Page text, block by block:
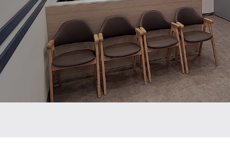
조직도
특허현황
회사전경
오시는길